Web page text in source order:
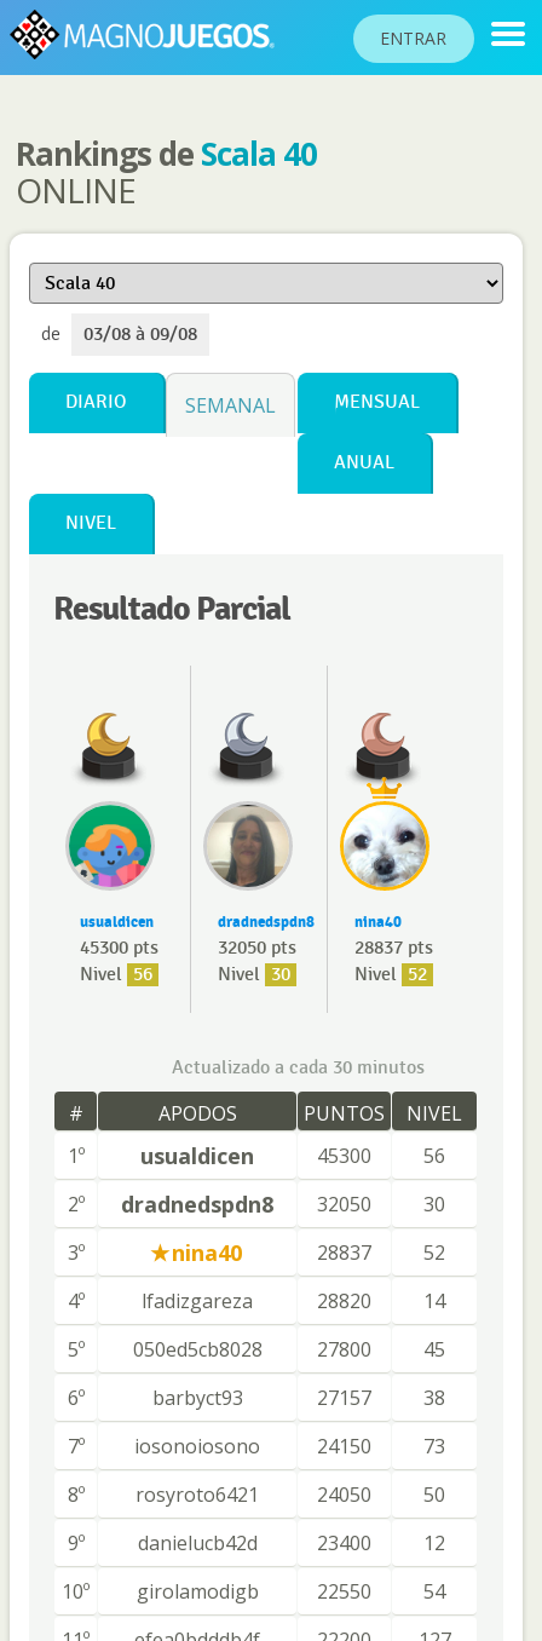
ENTRAR
RANKINGS
TORNEOS
COMUNIDAD
AYUDA
PASAPORTE
JUGAR
Rankings deScala 40
ONLINE
de 03/08 à 09/08
DIARIO SEMANAL MENSUAL
ANUAL
NIVEL
Resultado Parcial
usualdicen
45300 pts
Nivel 56
dradnedspdn8
32050 pts
Nivel 30
nina40
28837 pts
Nivel 52
Actualizado a cada 30 minutos
# APODOS PUNTOS
NIVEL
1º
usualdicen 45300
56
2º
dradnedspdn8 32050
30
3º
nina40 28837
52
4º
lfadizgareza 28820
14
5º
050ed5cb8028 27800
45
6º
barbyct93 27157
38
7º
iosonoiosono 24150
73
8º
rosyroto6421 24050
50
9º
danielucb42d 23400
12
10º
girolamodigb 22550
54